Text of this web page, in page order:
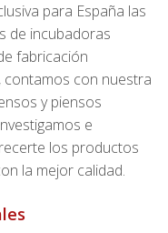
para España las
de incubadoras
fabricación
contamos con nuestra
y piensos
e
los productos
la mejor calidad.